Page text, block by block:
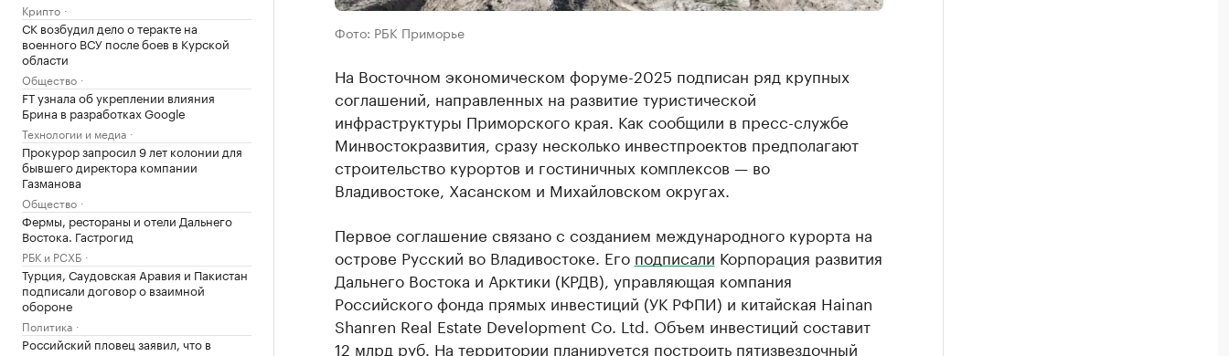
Крипто
СК возбудил дело о теракте на
военного ВСУ после боев в Курской
области
Общество
FT узнала об укреплении влияния
Брина в разработках Google
Технологии и медиа
Прокурор запросил 9 лет колонии для
бывшего директора компании
Газманова
Общество
Фермы, рестораны и отели Дальнего
Востока. Гастрогид
РБК и РСХБ
Турция, Саудовская Аравия и Пакистан
подписали договор о взаимной
обороне
Политика
Российский пловец заявил, что в
Фото: РБК Приморье
На Восточном экономическом форуме-2025 подписан ряд крупных
соглашений, направленных на развитие туристической
инфраструктуры Приморского края. Как сообщили в пресс-службе
Минвостокразвития, сразу несколько инвестпроектов предполагают
строительство курортов и гостиничных комплексов — во
Владивостоке, Хасанском и Михайловском округах.
Первое соглашение связано с созданием международного курорта на
острове Русский во Владивостоке. Его подписали Корпорация развития
Дальнего Востока и Арктики (КРДВ), управляющая компания
Российского фонда прямых инвестиций (УК РФПИ) и китайская Hainan
Shanren Real Estate Development Co. Ltd. Объем инвестиций составит
12 млрд руб. На территории планируется построить пятизвездочный